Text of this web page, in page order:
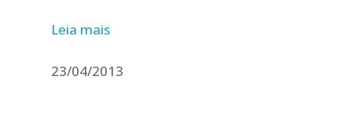
Leia mais
23/04/2013